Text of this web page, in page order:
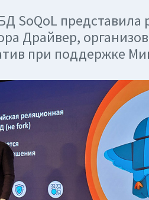
SoQoL представила
Драйвер,
при поддержке